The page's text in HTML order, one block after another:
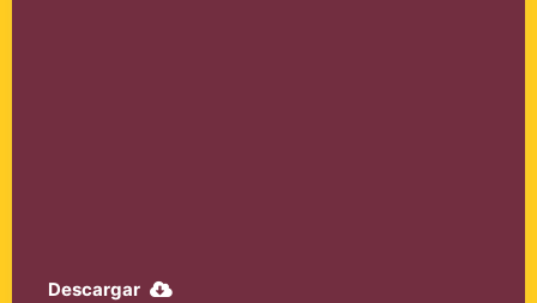
Descargar